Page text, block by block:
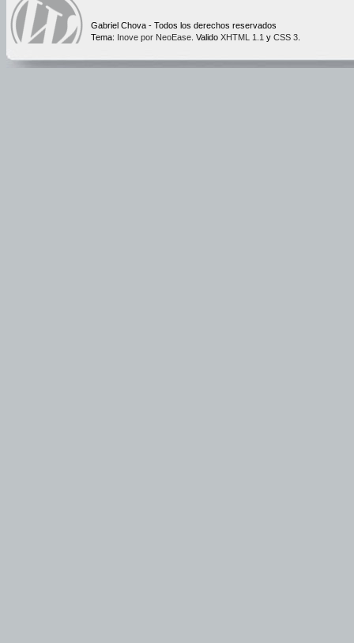
Gabriel Chova - Todos los derechos reservados
Tema: Inove por NeoEase . Valido XHTML 1.1 y CSS 3